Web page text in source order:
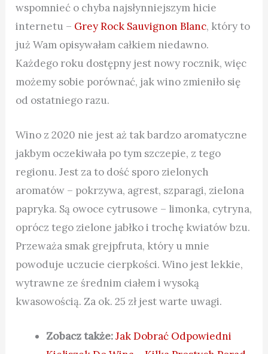
wspomnieć o chyba najsłynniejszym hicie
internetu – Grey Rock Sauvignon Blanc, który to
już Wam opisywałam całkiem niedawno.
Każdego roku dostępny jest nowy rocznik, więc
możemy sobie porównać, jak wino zmieniło się
od ostatniego razu.
Wino z 2020 nie jest aż tak bardzo aromatyczne
jakbym oczekiwała po tym szczepie, z tego
regionu. Jest za to dość sporo zielonych
aromatów – pokrzywa, agrest, szparagi, zielona
papryka. Są owoce cytrusowe – limonka, cytryna,
oprócz tego zielone jabłko i trochę kwiatów bzu.
Przeważa smak grejpfruta, który u mnie
powoduje uczucie cierpkości. Wino jest lekkie,
wytrawne ze średnim ciałem i wysoką
kwasowością. Za ok. 25 zł jest warte uwagi.
Zobacz także:Jak Dobrać Odpowiedni